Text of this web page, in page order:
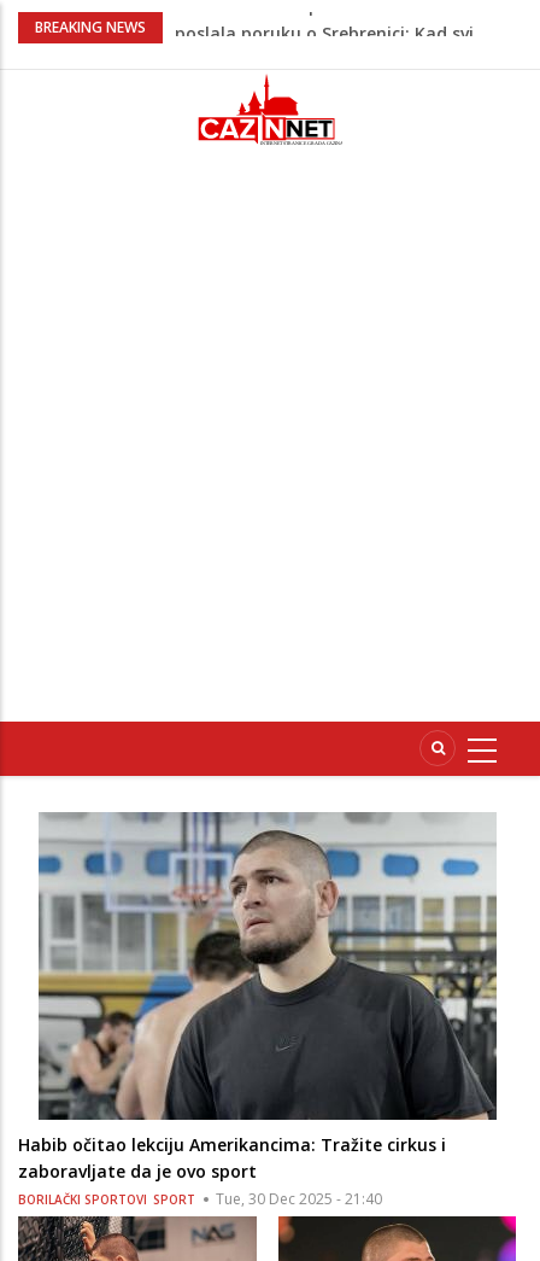
BREAKING NEWS
Na Ahiret preselio RAMIĆ (SAFETA) SENAD
'pržionica': BH Meteo najavljuje novi
toplotni val
Mladić iz Mostara odlučio da sam
Habib očitao lekciju Amerikancima: Tražite cirkus i
zaboravljate da je ovo sport
BORILAČKI SPORTOVI SPORT Tue, 30 Dec 2025 - 21:40